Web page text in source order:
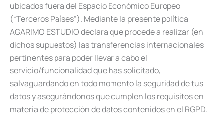
ubicados fuera del Espacio Económico Europeo
(“Terceros Países”). Mediante la presente política
AGARIMO ESTUDIO declara que procede a realizar (en
dichos supuestos) las transferencias internacionales
pertinentes para poder llevar a cabo el
servicio/funcionalidad que has solicitado,
salvaguardando en todo momento la seguridad de tus
datos y asegurándonos que cumplen los requisitos en
materia de protección de datos contenidos en el RGPD.